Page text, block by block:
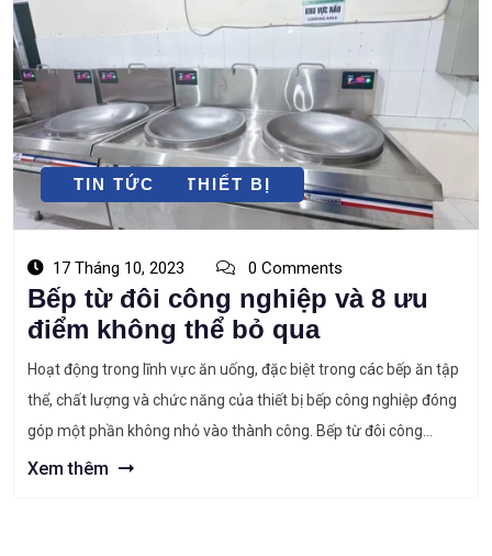
LỰA CHỌN THIẾT BỊ
TIN TỨC
17 Tháng 10, 2023 0 Comments
Bếp từ đôi công nghiệp và 8 ưu
điểm không thể bỏ qua
Hoạt động trong lĩnh vực ăn uống, đặc biệt trong các bếp ăn tập
thể, chất lượng và chức năng của thiết bị bếp công nghiệp đóng
góp một phần không nhỏ vào thành công. Bếp từ đôi công
nghiệp là thiết bị không thể thiếu trong các nhà bếp công nghiệp
Xem thêm